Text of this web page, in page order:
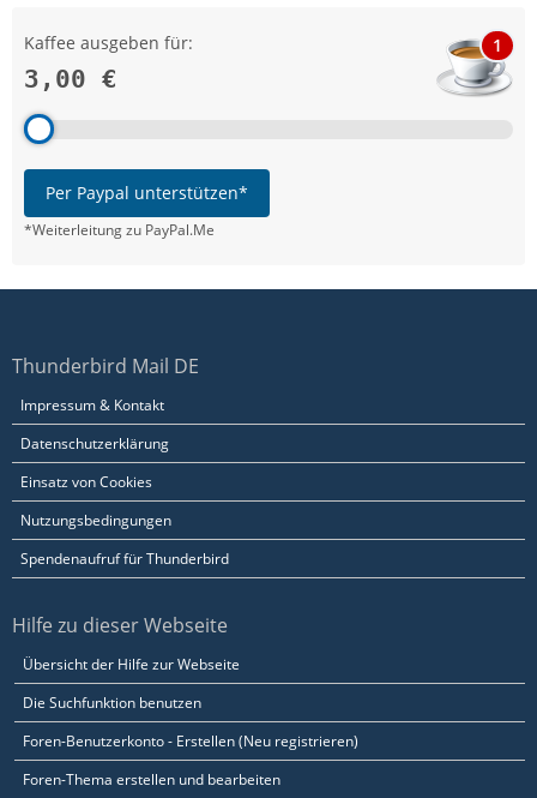
Kaffee ausgeben für:
3,00 €
1
Per Paypal unterstützen*
*Weiterleitung zu PayPal.Me
Thunderbird Mail DE
Impressum & Kontakt
Datenschutzerklärung
Einsatz von Cookies
Nutzungsbedingungen
Spendenaufruf für Thunderbird
Hilfe zu dieser Webseite
Übersicht der Hilfe zur Webseite
Die Suchfunktion benutzen
Foren-Benutzerkonto - Erstellen (Neu registrieren)
Foren-Thema erstellen und bearbeiten